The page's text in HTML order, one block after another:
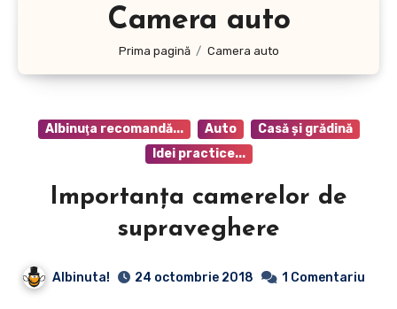
Camera auto
Prima pagină Camera auto
Albinuţa recomandă... Auto
Casă şi grădină
Idei practice...
Importanța camerelor de
supraveghere
Albinuta! 24 octombrie 2018 1 Comentariu